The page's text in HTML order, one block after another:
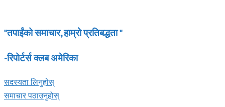
"तपाईंको समाचार, हाम्रो प्रतिबद्धता "
-रिपोर्टर्स क्लब अमेरिका
सदस्यता लिनुहोस्
समाचार पठाउनुहोस्